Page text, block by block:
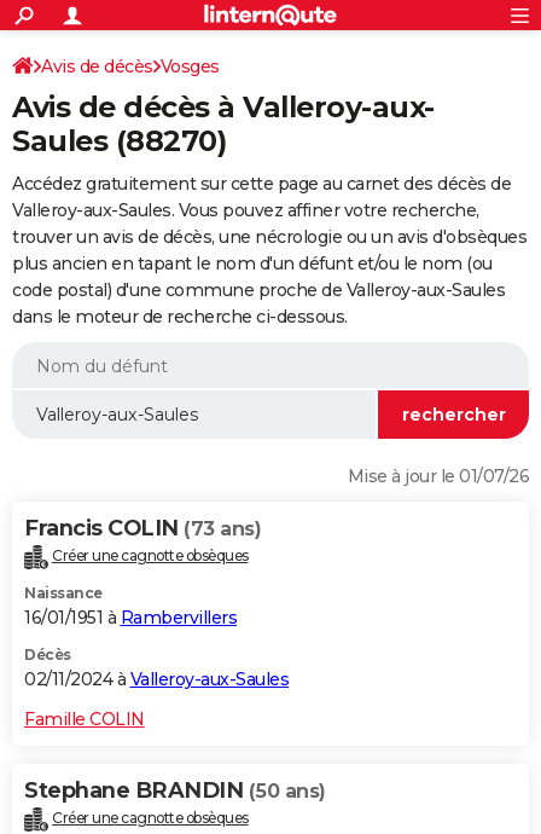
ACTUALITÉS
Politique
Société
Faits Divers
Education
Monde
Villes
+
SPORT
Coupe du monde 2026
Football
Tennis
Cyclisme
Rugby
Forum
CULTURE
FINANCE
Retraite
Impôts
Epargne
Immobilier
Risques naturels par ville
Banque
Assurance
Crédit
Essais
Réserver un essai
Citadines
Berlines
SUV
Forum auto
+
HIGH-TECH
Mobiles
Meilleur smartphone
Internet
Ordinateurs
Jeux vidéo
Guide high-tech
+
BRICOLAGE
Forum
Aménagement intérieur
Extérieur
Cuisine
Salle de bains
Jardinage
Rangement
WEEK-END
Guides de France
Escapades
Patrimoine
Expositions
Musées
Week-end nature
LIFESTYLE
Alimentation
Guide de la santé
Maladies
Médicaments
Sommeil
VOYAGE
Destinations
City break
Voyage nature
Voyage de noces
Forum
Climat
+PHOTO
GUIDES D'ACHAT
BONS PLANS
CARTE DE VOEUX
Dictionnaire
Biographies
Citations
Expressions
Proverbes
PROGRAMME TV
Avis de décès Vosges
Avis de décès à Valleroy-aux-
Saules (88270)
Accédez gratuitement sur cette page au carnet des décès de
Valleroy-aux-Saules. Vous pouvez affiner votre recherche,
trouver un avis de décès, une nécrologie ou un avis d'obsèques
plus ancien en tapant le nom d'un défunt et/ou le nom (ou
code postal) d'une commune proche de Valleroy-aux-Saules
dans le moteur de recherche ci-dessous.
Mise à jour le 01/07/26
Francis COLIN (73 ans)
Créer une cagnotte obsèques
Naissance
16/01/1951 à Rambervillers
Décès
02/11/2024 à Valleroy-aux-Saules
Famille COLIN
Stephane BRANDIN (50 ans)
Créer une cagnotte obsèques